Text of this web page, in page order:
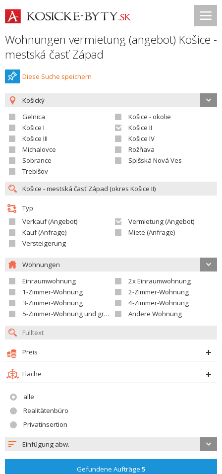
Wohnungen vermietung (angebot) Košice -
mestská časť Západ
Diese Suche speichern
Košický
Gelnica
Košice - okolie
Košice I
Košice II
Košice III
Košice IV
Michalovce
Rožňava
Sobrance
Spišská Nová Ves
Trebišov
Typ
Verkauf (Angebot)
Vermietung (Angebot)
Kauf (Anfrage)
Miete (Anfrage)
Versteigerung
Wohnungen
Einraumwohnung
2x Einraumwohnung
1-Zimmer-Wohnung
2-Zimmer-Wohnung
3-Zimmer-Wohnung
4-Zimmer-Wohnung
5-Zimmer-Wohnung und größer
Andere Wohnung
Preis
Fläche
alle
Realitätenbüro
Privatinsertion
Einfügung abw.
Gefundene Aufträge 5